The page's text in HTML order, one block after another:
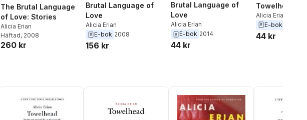
The Brutal Language
of Love: Stories
Alicia Erian
Häftad, 2008
260 kr
Brutal Language of
Love
Alicia Erian
E-bok 2008
156 kr
Brutal Language of
Love
Alicia Erian
E-bok 2014
44 kr
Towelhead
Alicia Erian
E-bok
44 kr